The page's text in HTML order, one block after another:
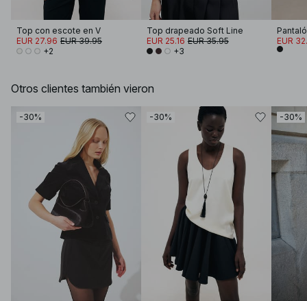
Top con escote en V
EUR 27.96 EUR 39.95
+2
Top drapeado Soft Line
EUR 25.16 EUR 35.95
+3
EUR
Otros clientes también vieron
-30% -30% -30%